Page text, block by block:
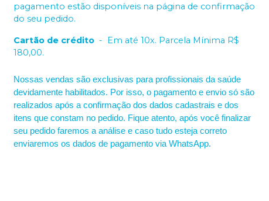
pagamento estão disponíveis na página de confirmação
do seu pedido.
Cartão de crédito - Em até 10x. Parcela Mínima R$
180,00.
Nossas vendas são exclusivas para profissionais da saúde
devidamente habilitados. Por isso, o pagamento e envio só são
realizados após a confirmação dos dados cadastrais e dos
itens que constam no pedido. Fique atento, após você finalizar
seu pedido faremos a análise e caso tudo esteja correto
enviaremos os dados de pagamento via WhatsApp.